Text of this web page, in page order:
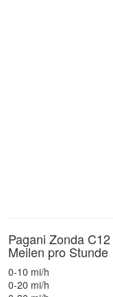
Pagani Zonda
Meilen pro Stunde
0-10 mi/h
0-20 mi/h